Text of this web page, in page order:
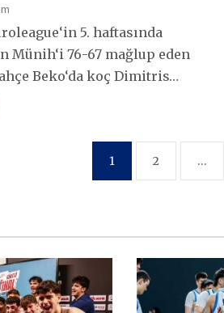
5. haftasında
Münih‘i 76-67 mağlup eden
Beko‘da koç Dimitris…
1 2 …